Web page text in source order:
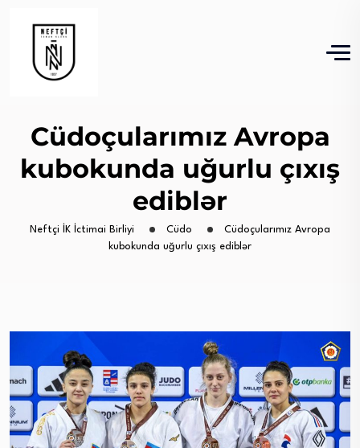
Cüdoçularımız Avropa
kubokunda uğurlu çıxış
ediblər
Neftçi İK İctimai Birliyi Cüdo
Cüdoçularımız Avropa
kubokunda uğurlu çıxış ediblər